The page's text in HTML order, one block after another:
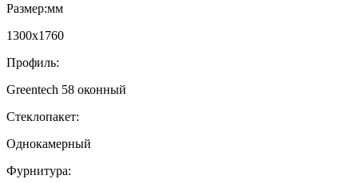
Размер:мм
1300x1760
Профиль:
Greentech 58 оконный
Стеклопакет:
Однокамерный
Фурнитура: